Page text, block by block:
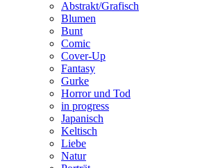
Abstrakt/Grafisch
Blumen
Bunt
Comic
Cover-Up
Fantasy
Gurke
Horror und Tod
in progress
Japanisch
Keltisch
Liebe
Natur